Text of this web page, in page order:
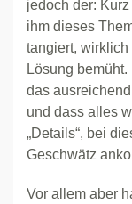
jedoch der:
ihm dieses
tangiert,
Lösung
das
und dass alles
„Details“, bei
Geschwätz
Vor allem aber